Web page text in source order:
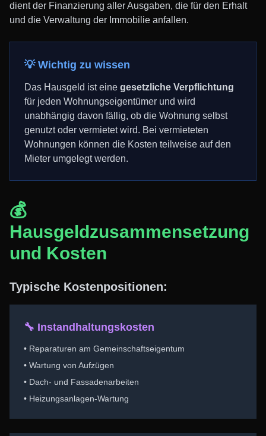
dient der Finanzierung aller Ausgaben, die für den Erhalt
und die Verwaltung der Immobilie anfallen.
💡 Wichtig zu wissen
Das Hausgeld ist eine gesetzliche Verpflichtung
für jeden Wohnungseigentümer und wird
unabhängig davon fällig, ob die Wohnung selbst
genutzt oder vermietet wird. Bei vermieteten
Wohnungen können die Kosten teilweise auf den
Mieter umgelegt werden.
💰
Hausgeldzusammensetzung
und Kosten
Typische Kostenpositionen:
🔧 Instandhaltungskosten
• Reparaturen am Gemeinschaftseigentum
• Wartung von Aufzügen
• Dach- und Fassadenarbeiten
• Heizungsanlagen-Wartung